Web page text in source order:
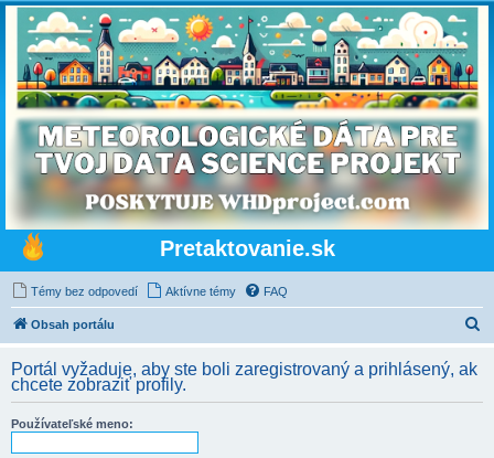
Pretaktovanie.sk
Témy bez odpovedí Aktívne témy FAQ
Obsah portálu
d
Portál vyžaduje, aby ste boli zaregistrovaný a prihlásený, ak
chcete zobraziť profily.
Používateľské meno: